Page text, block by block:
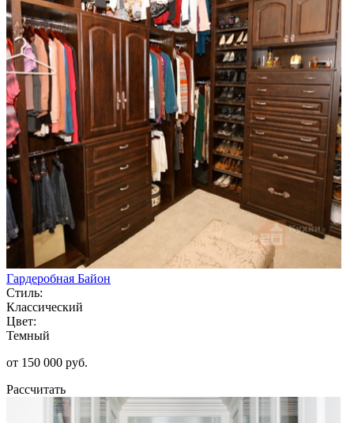
Гардеробная Байон
Стиль:
Классический
Цвет:
Темный
от 150 000 руб.
Рассчитать